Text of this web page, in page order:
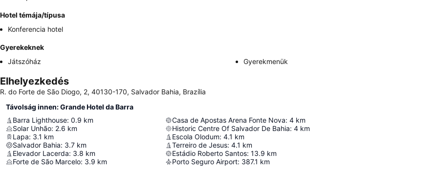
Hotel témája/típusa
Konferencia hotel
Gyerekeknek
Játszóház
Gyerekmenük
Elhelyezkedés
R. do Forte de São Diogo, 2, 40130-170, Salvador Bahia, Brazília
Távolság innen: Grande Hotel da Barra
Barra Lighthouse: 0.9 km
Solar Unhão: 2.6 km
Lapa: 3.1 km
Salvador Bahia: 3.7 km
Elevador Lacerda: 3.8 km
Forte de São Marcelo: 3.9 km
Casa de Apostas Arena Fonte Nova: 4 km
Historic Centre Of Salvador De Bahia: 4 km
Escola Olodum: 4.1 km
Terreiro de Jesus: 4.1 km
Estádio Roberto Santos: 13.9 km
Porto Seguro Airport: 387.1 km